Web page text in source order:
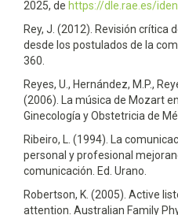
2025, de https://dle.rae.es/
Rey, J. (2012). Revisión crítica
desde los postulados de la
360.
Reyes, U., Hernández, M.P.,
(2006). La música de Mozart
Ginecología y Obstetricia de
Ribeiro, L. (1994). La
personal y profesional
comunicación. Ed. Urano.
Robertson, K. (2005). Active
attention. Australian Family